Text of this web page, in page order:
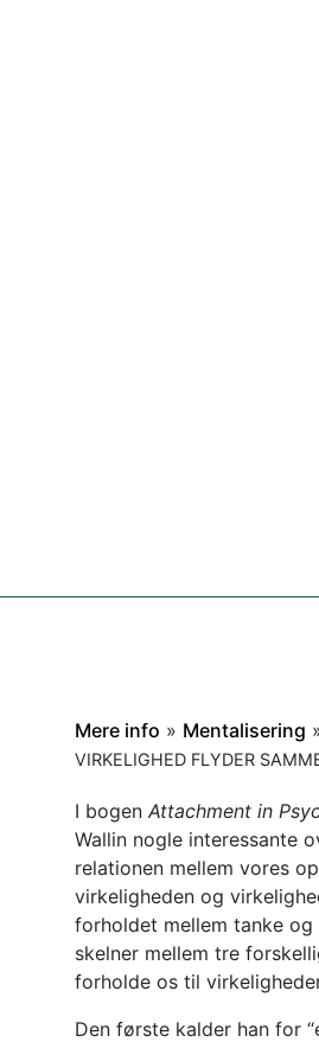
Mere info » Mentalisering
VIRKELIGHED FLYDER
I bogen Attachment in
Wallin nogle interessante
relationen mellem vores
virkeligheden og
forholdet mellem tanke og
skelner mellem tre
forholde os til
Den første kalder han for